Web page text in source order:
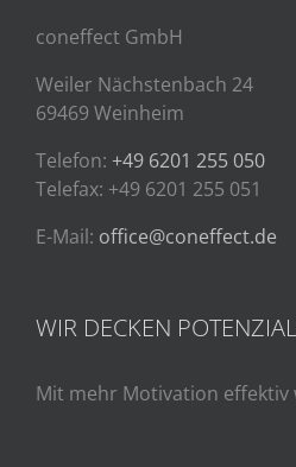
coneffect GmbH
Weiler Nächstenbach 24
69469 Weinheim
Telefon: +49 6201 255 050
Telefax: +49 6201 255 051
E-Mail: office@coneffect.de
WIR DECKEN
Mit mehr Motivation effektiv